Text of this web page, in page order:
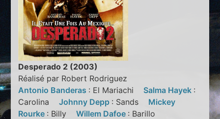
Desperado 2 (2003)
Réalisé par Robert Rodriguez
Antonio Banderas : El Mariachi Salma Hayek :
CarolinaJohnny Depp : Sands Mickey
Rourke : BillyWillem Dafoe : Barillo